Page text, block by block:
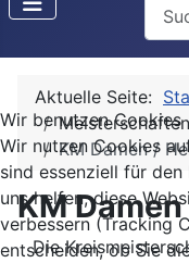
Aktuelle Seite:
Meisterschaften
KM Damen /
KM
Die
Wir benutzen Cookies
Wir nutzen Cookies
sind essenziell für
uns helfen, diese
verbessern (Tracking
entscheiden, ob Sie